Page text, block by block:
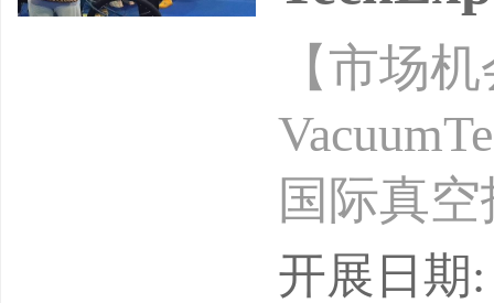
【市场
国际真空
展开启
开展日期